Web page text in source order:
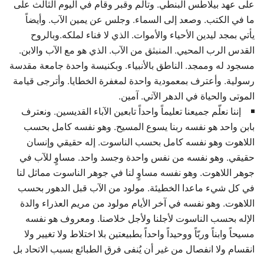
على عهد بيلاطس البنطي. وتألم وقبر وقام في اليوم الثالث على
ما في الكتب. وصعد إلى السماء. وجلس عن يمين الآب. وأيضاً
يأتي بمجد ليدين الأحياء والأموات. الذي لا فناء لملكه.وبالروح
القدس الرب المحيي. المنبثق من الآب. الذي هو مع الآب والابن.
مسجود له وممجد. الناطق بالأنبياء. وبكنيسة واحدة جامعة مقدسة
رسولية. وأعترف بمعمودية واحدة لمغفرة الخطايا. وأترجى قيامة
الموتى والحياة في الدهر الآتي. آمين.
إننا نعلّم جميعنا تعليماً واحداً تابعين الآباء القديسين. ونعترف
بابن واحد هو نفسه ربنا يسوع المسيح. وهو نفسه كامل بحسب
اللاهوت وهو نفسه كامل بحسب الناسوت. إله حقيقي وإنسان
حقيقي. وهو نفسه من نفس واحدة وجسد واحد. مساوٍ للآب في
جوهر اللاهوت. وهو نفسه مساوٍ لنا في جوهر الناسوت مماثل لنا
في كل شيء ماعدا الخطيئة. مولود من الآب قبل الدهور بحسب
اللاهوت. وهو نفسه في آخر الأيام مولود من مريم العذراء والدة
الإله بحسب الناسوت لأجلنا ولأجل خلاصنا. ومعروف هو نفسه
مسيحاً وابناً وربّاً ووحيداً واحداً بطبيعتين بلا اختلاط ولا تغيير ولا
انقسام ولا انفصال من غير أن يُنفى فرق الطبائع بسبب الاتحاد بل